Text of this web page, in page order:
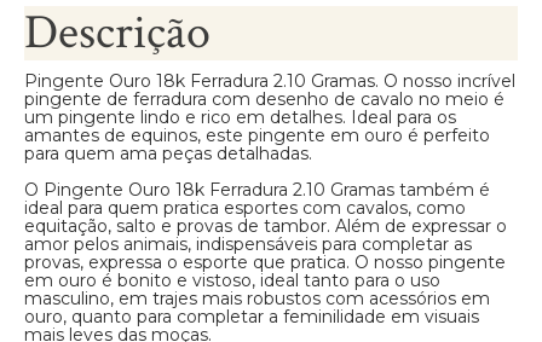
Descrição
Pingente Ouro 18k Ferradura 2.10 Gramas. O nosso incrível
pingente de ferradura com desenho de cavalo no meio é
um pingente lindo e rico em detalhes. Ideal para os
amantes de equinos, este pingente em ouro é perfeito
para quem ama peças detalhadas.
O Pingente Ouro 18k Ferradura 2.10 Gramas também é
ideal para quem pratica esportes com cavalos, como
equitação, salto e provas de tambor. Além de expressar o
amor pelos animais, indispensáveis para completar as
provas, expressa o esporte que pratica. O nosso pingente
em ouro é bonito e vistoso, ideal tanto para o uso
masculino, em trajes mais robustos com acessórios em
ouro, quanto para completar a feminilidade em visuais
mais leves das moças.